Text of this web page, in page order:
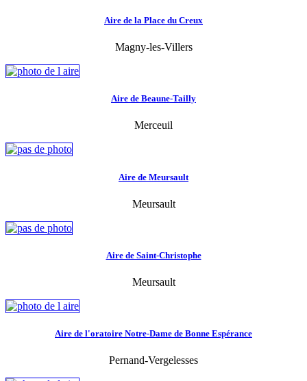
Aire de la Place du Creux
Magny-les-Villers
Aire de Beaune-Tailly
Merceuil
Aire de Meursault
Meursault
Aire de Saint-Christophe
Meursault
Aire de l'oratoire Notre-Dame de Bonne Espérance
Pernand-Vergelesses